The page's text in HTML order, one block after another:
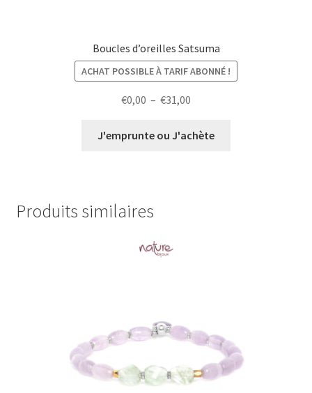
Boucles d’oreilles Satsuma
ACHAT POSSIBLE À TARIF ABONNÉ !
€0,00 – €31,00
prix :
J'emprunte ou J'achète
Produits similaires